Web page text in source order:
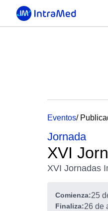
Eventos/
Jornada
XVI
XVI Jornadas
Comienza:25
Finaliza:26 de